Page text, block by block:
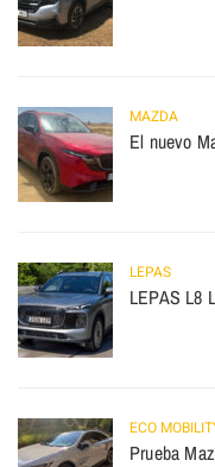
MAZDA
El nuevo
LEPAS
LEPAS L8
ECO
Prueba